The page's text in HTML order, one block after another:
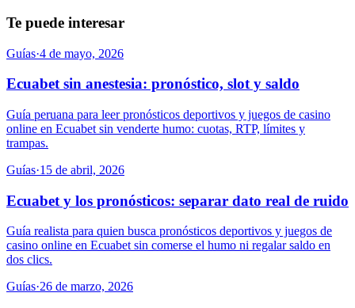
Te puede interesar
Guías·4 de mayo, 2026
Ecuabet sin anestesia: pronóstico, slot y saldo
Guía peruana para leer pronósticos deportivos y juegos de casino
online en Ecuabet sin venderte humo: cuotas, RTP, límites y
trampas.
Guías·15 de abril, 2026
Ecuabet y los pronósticos: separar dato real de ruido
Guía realista para quien busca pronósticos deportivos y juegos de
casino online en Ecuabet sin comerse el humo ni regalar saldo en
dos clics.
Guías·26 de marzo, 2026